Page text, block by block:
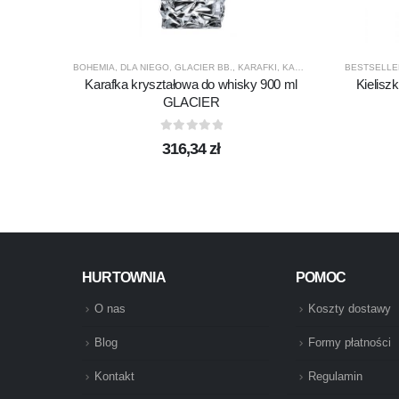
BOHEMIA DLA NIEGO GLACIER BB. KARAFKI KARAFKI DO WHISKY ,
Karafka kryształowa do whisky 900 ml
GLACIER
316,34zł
HURTOWNIA
O nas
Blog
Kontakt
POMOC
Koszty dostawy
Formy płatności
Regulamin